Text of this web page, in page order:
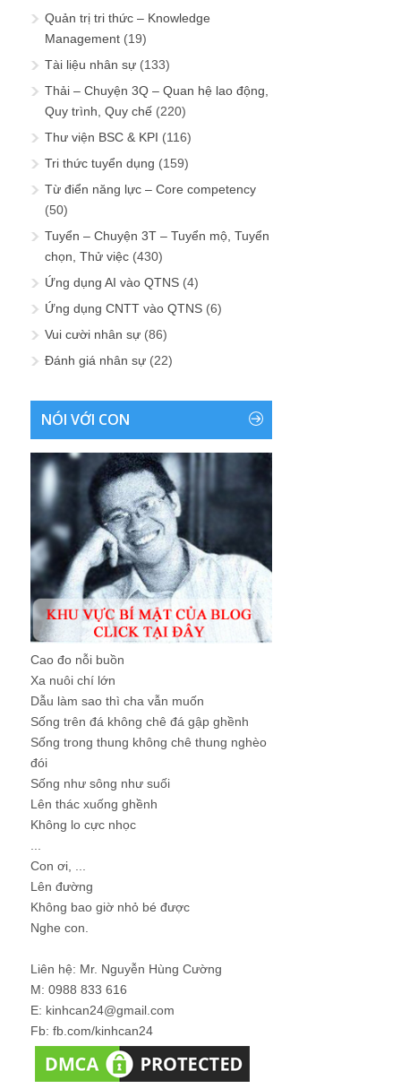
Quản trị tri thức – Knowledge
Management (19)
Tài liệu nhân sự (133)
Thải – Chuyện 3Q – Quan hệ lao động,
Quy trình, Quy chế (220)
Thư viện BSC & KPI (116)
Tri thức tuyển dụng (159)
Từ điển năng lực – Core competency
(50)
Tuyển – Chuyện 3T – Tuyển mộ, Tuyển
chọn, Thử việc (430)
Ứng dụng AI vào QTNS (4)
Ứng dụng CNTT vào QTNS (6)
Vui cười nhân sự (86)
Đánh giá nhân sự (22)
NÓI VỚI CON
Cao đo nỗi buồn
Xa nuôi chí lớn
Dẫu làm sao thì cha vẫn muốn
Sống trên đá không chê đá gập ghềnh
Sống trong thung không chê thung nghèo
đói
Sống như sông như suối
Lên thác xuống ghềnh
Không lo cực nhọc
Con ơi, ...
Lên đường
Không bao giờ nhỏ bé được
Nghe con.
Liên hệ: Mr. Nguyễn Hùng Cường
M: 0988 833 616
E: kinhcan24@gmail.com
Fb: fb.com/kinhcan24